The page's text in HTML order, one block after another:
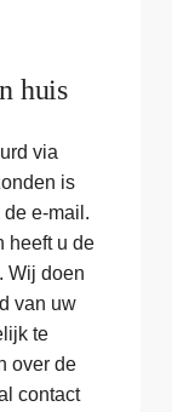
huis
via
is
e-mail.
heeft u de
Wij doen
van uw
te
over de
contact